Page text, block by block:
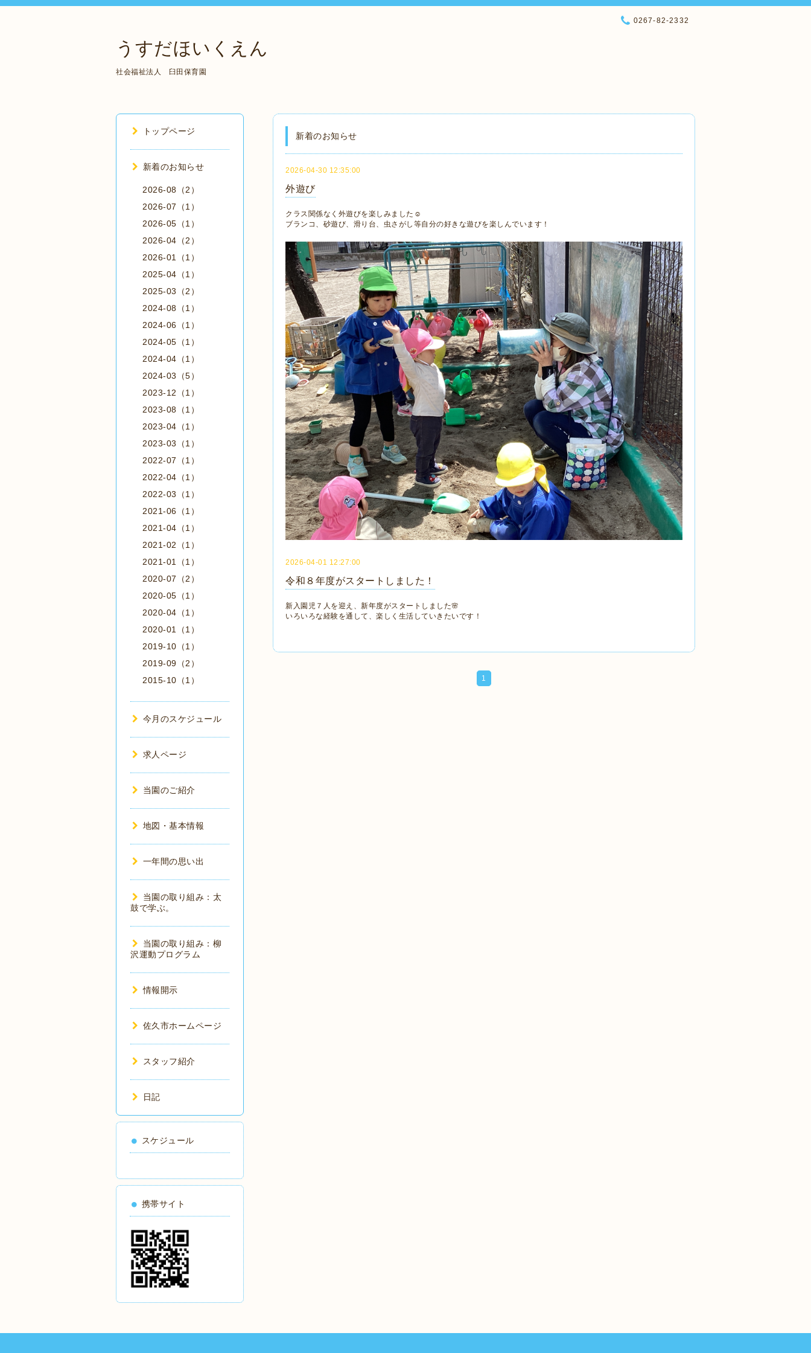
うすだほいくえん
社会福祉法人 臼田保育園
0267-82-2332
新着のお知らせ
2026-04-30 12:35:00
外遊び
クラス関係なく外遊びを楽しみました☺
ブランコ、砂遊び、滑り台、虫さがし等自分の好きな遊びを楽しんでいます！
2026-04-01 12:27:00
令和８年度がスタートしました！
新入園児７人を迎え、新年度がスタートしました🌸
いろいろな経験を通して、楽しく生活していきたいです！
1
トップページ
新着のお知らせ
2026-08（2）
2026-07（1）
2026-05（1）
2026-04（2）
2026-01（1）
2025-04（1）
2025-03（2）
2024-08（1）
2024-06（1）
2024-05（1）
2024-04（1）
2024-03（5）
2023-12（1）
2023-08（1）
2023-04（1）
2023-03（1）
2022-07（1）
2022-04（1）
2022-03（1）
2021-06（1）
2021-04（1）
2021-02（1）
2021-01（1）
2020-07（2）
2020-05（1）
2020-04（1）
2020-01（1）
2019-10（1）
2019-09（2）
2015-10（1）
今月のスケジュール
求人ページ
当園のご紹介
地図・基本情報
一年間の思い出
当園の取り組み：太
鼓で学ぶ。
当園の取り組み：柳
沢運動プログラム
情報開示
佐久市ホームページ
スタッフ紹介
日記
スケジュール
携帯サイト